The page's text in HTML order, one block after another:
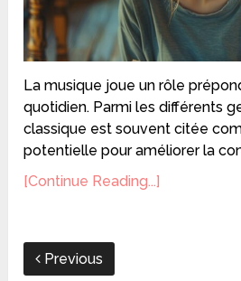
La musique joue un rôle
quotidien. Parmi les différents
classique est souvent citée
potentielle pour améliorer la
[Continue Reading...]
Previous